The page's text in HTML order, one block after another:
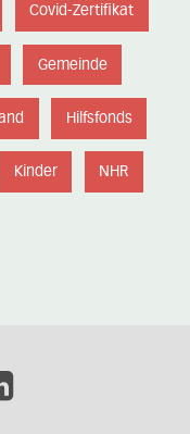
Covid-Zertifikat
Gemeinde
Hilfsfonds
Kinder NHR